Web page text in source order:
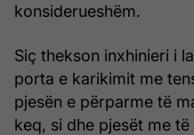
konsiderueshëm.
Siç thekson inxhinieri i
porta e karikimit me
pjesën e përparme të
keq, si dhe pjesët me